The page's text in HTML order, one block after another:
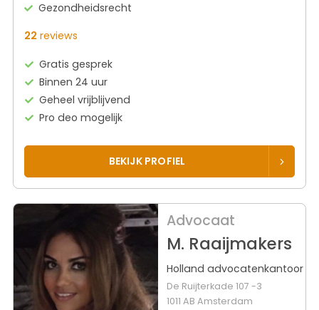
Gezondheidsrecht
22 reviews
Gratis gesprek
Binnen 24 uur
Geheel vrijblijvend
Pro deo mogelijk
BEKIJK PROFIEL
Advocaat
M. Raaijmakers
Holland advocatenkantoor
De Ruijterkade 107 -3
1011 AB Amsterdam